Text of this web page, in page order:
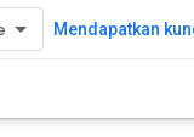
Mendapatkan